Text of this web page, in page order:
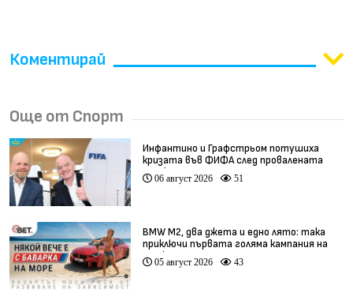
Коментирай
Още от Спорт
Инфантино и Графстрьом потушиха
кризата във ФИФА след провалената
сделка
06 август 2026 51
BMW М2, два джета и едно лято: така
приключи първата голяма кампания на
BET.bg
05 август 2026 43